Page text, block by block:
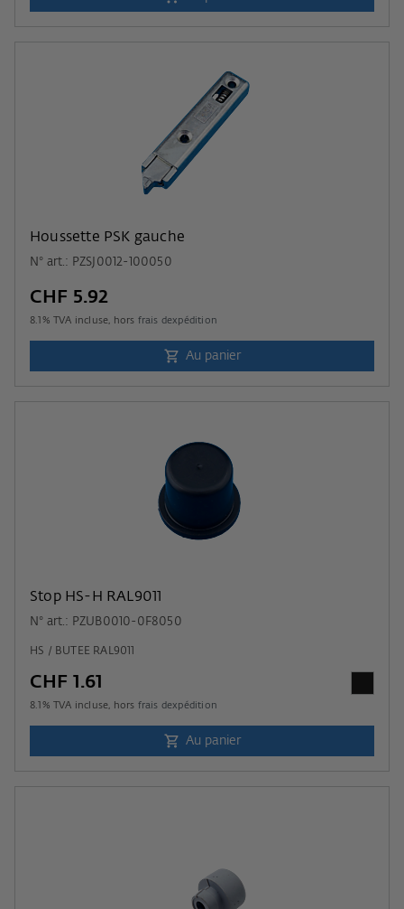
Houssette PSK gauche
N° art.: PZSJ0012-100050
CHF 5.92
8.1 % TVA incluse, hors frais dexpédition
Au panier
Stop HS-H RAL9011
N° art.: PZUB0010-0F8050
HS / BUTEE RAL9011
CHF 1.61
8.1 % TVA incluse, hors frais dexpédition
Au panier